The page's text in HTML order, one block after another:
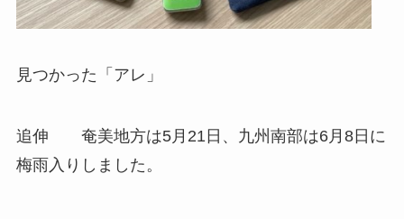
見つかった「アレ」
追伸 奄美地方は5月21日、九州南部は6月8日に
梅雨入りしました。